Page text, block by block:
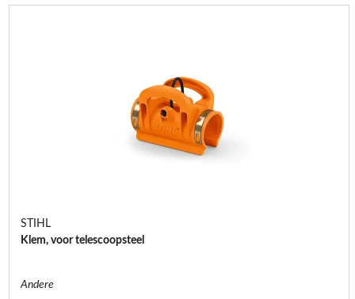
STIHL
Klem, voor telescoopsteel
Andere